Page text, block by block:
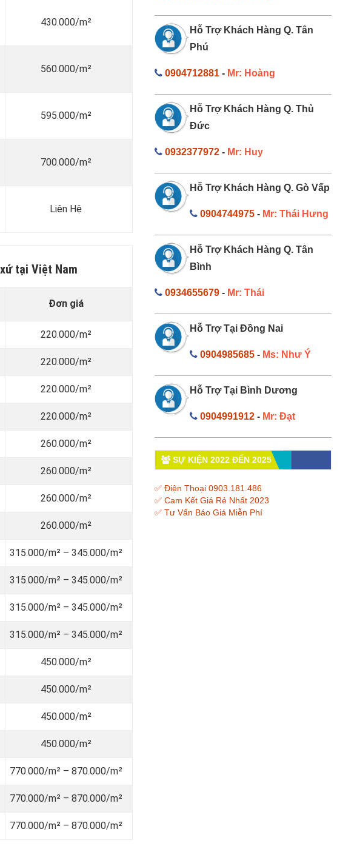
430.000/m²
560.000/m²
595.000/m²
700.000/m²
Liên Hệ
tại Việt Nam
Đơn giá
220.000/m²
220.000/m²
220.000/m²
220.000/m²
260.000/m²
260.000/m²
260.000/m²
260.000/m²
315.000/m² – 345.000/m²
315.000/m² – 345.000/m²
315.000/m² – 345.000/m²
315.000/m² – 345.000/m²
450.000/m²
450.000/m²
450.000/m²
450.000/m²
770.000/m² – 870.000/m²
770.000/m² – 870.000/m²
770.000/m² – 870.000/m²
Hỗ Trợ Khách Hàng Q. Tân
Phú
0904712881- Mr: Hoàng
Hỗ Trợ Khách Hàng Q. Thủ
Đức
0932377972- Mr: Huy
Hỗ Trợ Khách Hàng Q. Gò Vấp
0904744975 - Mr: Thái Hưng
Hỗ Trợ Khách Hàng Q. Tân
Bình
0934655679- Mr: Thái
Hỗ Trợ Tại Đồng Nai
0904985685 - Ms: Như Ý
Hỗ Trợ Tại Bình Dương
0904991912 - Mr: Đạt
SỰ KIỆN 2022 ĐẾN 2025
✅ Điện Thoại 0903.181.486
✅ Cam Kết Giá Rẻ Nhất 2023
✅ Tư Vấn Báo Giá Miễn Phí